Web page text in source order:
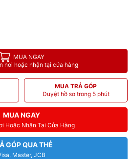
MUA NGAY
nơi hoặc nhận tại cửa hàng
MUA TRẢ GÓP
Duyệt hồ sơ trong 5 phút
MUA NGAY
Hoặc Nhận Tại Cửa Hàng
GÓP QUA THẺ
Master, JCB